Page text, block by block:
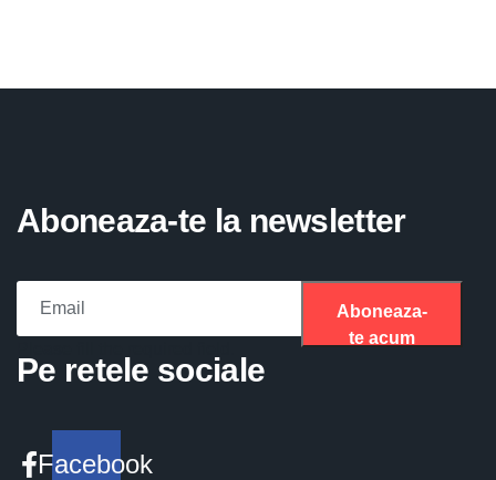
Aboneaza-te la newsletter
Aboneaza-
te acum
Pe retele sociale
Facebook